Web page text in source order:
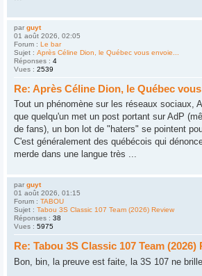
par guyt
01 août 2026, 02:05
Forum : Le bar
Sujet : Après Céline Dion, le Québec vous envoie...
Réponses : 4
Vues : 2539
Re: Après Céline Dion, le Québec
Tout un phénomène sur les réseaux sociaux,
que quelqu'un met un post portant sur AdP
de fans), un bon lot de "haters" se pointent
C'est généralement des québécois qui
merde dans une langue très ...
par guyt
01 août 2026, 01:15
Forum : TABOU
Sujet : Tabou 3S Classic 107 Team (2026) Review
Réponses : 38
Vues : 5975
Re: Tabou 3S Classic 107 Team (2026)
Bon, bin, la preuve est faite, la 3S 107 ne